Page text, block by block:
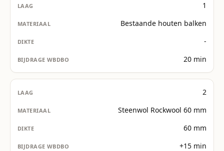
1
Bestaande houten balken
-
20 min
2
Steenwol Rockwool 60 mm
60 mm
+15 min